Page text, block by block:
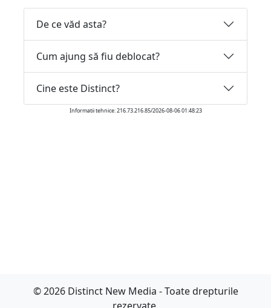
De ce văd asta?
Cum ajung să fiu deblocat?
Cine este Distinct?
Informatii tehnice: 216.73.216.85/2026-08-06 01:48:23
© 2026 Distinct New Media - Toate drepturile